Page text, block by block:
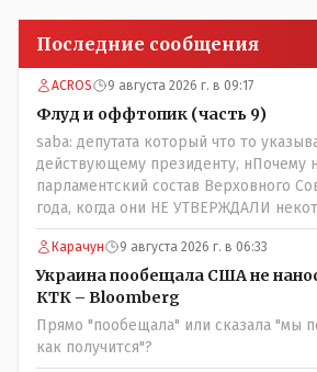
Последние сообщения
ACROS 9 августа 2026 г. в 09:17
Флуд и оффтопик (часть 9)
saba: депутата который что то
действующему президенту, нПочему
парламентский состав Верховного
года, когда они НЕ УТВЕРЖДАЛИ
Назарбаева, особенно в части
некоторых вопросах внутренней
Назарбай волевым Указом РАСПУСТИЛ
состав. Имя - Серикболсын Абдильдин
юывший секретарь ЦК КП Казахстана
депутат Верховного Совета и
партии коммунстов- он в то время и
Карачун 9 августа 2026 г. в 06:33
Украина пообещала США не
КТК – Bloomberg
Прямо "пообещала" или сказала "мы
как получится"?